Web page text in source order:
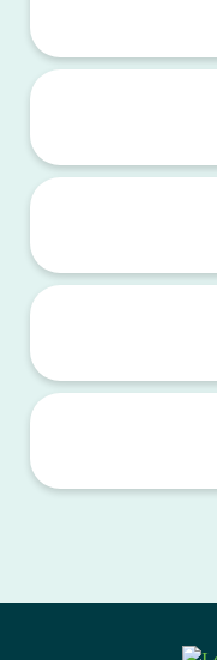
La soirée au BBH
Prestations "Sorties 30
passez commande !!!
Bientôt les beaux jours
Pensez à réserver vos
pour les Comités
avec le CESA 29.